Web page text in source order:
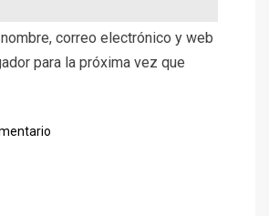
correo electrónico y web
para la próxima vez que